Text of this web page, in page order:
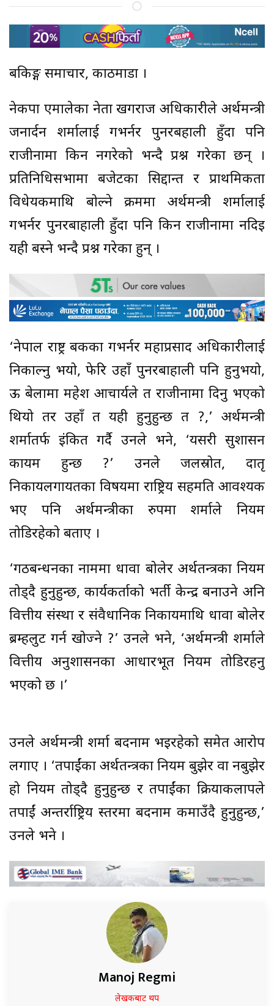
बैंकिङ्ग समाचार, काठमाडौं ।
नेकपा एमालेका नेता खगराज अधिकारीले अर्थमन्त्री
जनार्दन शर्मालाई गभर्नर पुनरबहाली हुँदा पनि
राजीनामा किन नगरेको भन्दै प्रश्न गरेका छन् ।
प्रतिनिधिसभामा बजेटका सिद्दान्त र प्राथमिकता
विधेयकमाथि बोल्ने क्रममा अर्थमन्त्री शर्मालाई
गभर्नर पुनरबाहाली हुँदा पनि किन राजीनामा नदिइ
यही बस्ने भन्दै प्रश्न गरेका हुन् ।
‘नेपाल राष्ट्र बैंकका गभर्नर महाप्रसाद अधिकारीलाई
निकाल्नु भयो, फेरि उहाँ पुनरबाहाली पनि हुनुभयो,
ऊ बेलामा महेश आचार्यले त राजीनामा दिनु भएको
थियो तर उहाँ त यही हुनुहुन्छ त ?,’ अर्थमन्त्री
शर्मातर्फ इंकित गर्दै उनले भने, ‘यसरी सुशासन
कायम हुन्छ ?’ उनले जलस्रोत, दातृ
निकायलगायतका विषयमा राष्ट्रिय सहमति आवश्यक
भए पनि अर्थमन्त्रीका रुपमा शर्माले नियम
तोडिरहेको बताए ।
‘गठबन्धनका नाममा धावा बोलेर अर्थतन्त्रका नियम
तोड्दै हुनुहुन्छ, कार्यकर्ताको भर्ती केन्द्र बनाउने अनि
वित्तीय संस्था र संवैधानिक निकायमाथि धावा बोलेर
ब्रम्हलुट गर्न खोज्ने ?’ उनले भने, ‘अर्थमन्त्री शर्माले
वित्तीय अनुशासनका आधारभूत नियम तोडिरहनु
भएको छ ।’
उनले अर्थमन्त्री शर्मा बदनाम भइरहेको समेत आरोप
लगाए । ‘तपाईंका अर्थतन्त्रका नियम बुझेर वा नबुझेर
हो नियम तोड्दै हुनुहुन्छ र तपाईंका क्रियाकलापले
तपाईं अन्तर्राष्ट्रिय स्तरमा बदनाम कमाउँदै हुनुहुन्छ,’
उनले भने ।
Manoj Regmi
लेखकबाट थप